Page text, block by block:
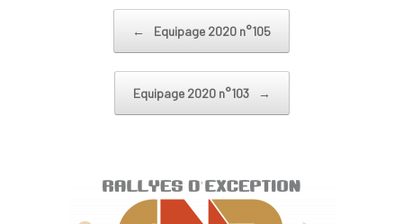
← Equipage 2020 n°105
Equipage 2020 n°103 →